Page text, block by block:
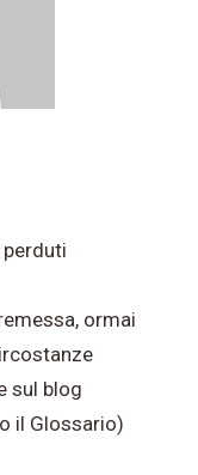
ormai
sul blog
il Glossario)